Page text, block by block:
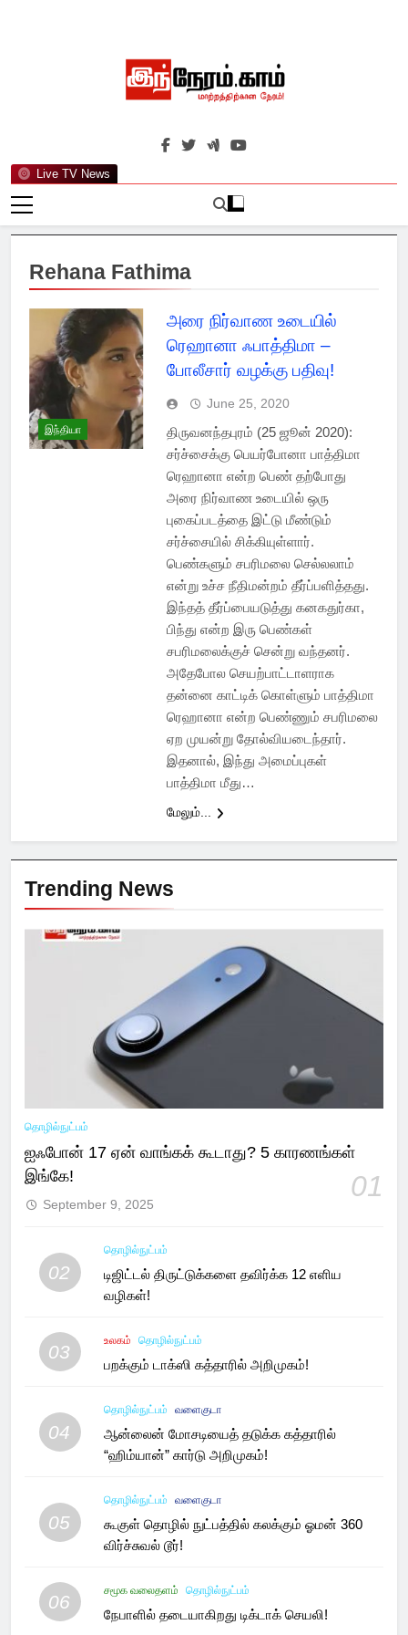
Live TV News
இந்நேரம்.காம்
செய்திகளுக்கு அப்பால்…
Rehana Fathima
இந்தியா
அரை நிர்வாண உடையில்
ரெஹானா ஃபாத்திமா –
போலீசார் வழக்கு பதிவு!
June 25, 2020
திருவனந்தபுரம் (25 ஜூன் 2020):
சர்ச்சைக்கு பெயர்போனா பாத்திமா
ரெஹானா என்ற பெண் தற்போது
அரை நிர்வாண உடையில் ஒரு
புகைப்படத்தை இட்டு மீண்டும்
சர்ச்சையில் சிக்கியுள்ளார்.
பெண்களும் சபரிமலை செல்லலாம்
என்று உச்ச நீதிமன்றம் தீர்ப்பளித்தது.
இந்தத் தீர்ப்பையடுத்து கனகதுர்கா,
பிந்து என்ற இரு பெண்கள்
சபரிமலைக்குச் சென்று வந்தனர்.
அதேபோல செயற்பாட்டாளராக
தன்னை காட்டிக் கொள்ளும் பாத்திமா
ரெஹானா என்ற பெண்ணும் சபரிமலை
ஏற முயன்று தோல்வியடைந்தார்.
இதனால், இந்து அமைப்புகள்
பாத்திமா மீது…
மேலும்...
Trending News
தொழில்நுட்பம்
ஐஃபோன் 17 ஏன் வாங்கக் கூடாது? 5 காரணங்கள்
இங்கே!
01
September 9, 2025
02
தொழில்நுட்பம்
டிஜிட்டல் திருட்டுக்களை தவிர்க்க 12 எளிய
வழிகள்!
03
உலகம் தொழில்நுட்பம்
பறக்கும் டாக்ஸி கத்தாரில் அறிமுகம்!
04
தொழில்நுட்பம் வளைகுடா
ஆன்லைன் மோசடியைத் தடுக்க கத்தாரில்
“ஹிம்யான்” கார்டு அறிமுகம்!
05
தொழில்நுட்பம் வளைகுடா
கூகுள் தொழில் நுட்பத்தில் கலக்கும் ஓமன் 360
விர்ச்சுவல் டூர்!
06
சமூக வலைதளம் தொழில்நுட்பம்
நேபாளில் தடையாகிறது டிக்டாக் செயலி!